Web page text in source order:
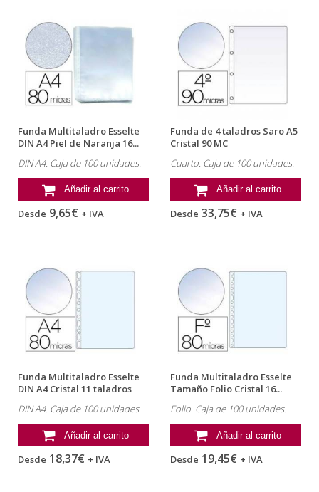
Funda Multitaladro Esselte
DIN A4 Piel de Naranja 16...
DIN A4. Caja de 100 unidades.
Añadir al carrito
Desde 9,65€ + IVA
Funda de 4 taladros Saro A5
Cristal 90 MC
Cuarto. Caja de 100 unidades.
Añadir al carrito
Desde 33,75€ + IVA
Funda Multitaladro Esselte
DIN A4 Cristal 11 taladros
DIN A4. Caja de 100 unidades.
Añadir al carrito
Desde 18,37€ + IVA
Funda Multitaladro Esselte
Tamaño Folio Cristal 16...
Folio. Caja de 100 unidades.
Añadir al carrito
Desde 19,45€ + IVA